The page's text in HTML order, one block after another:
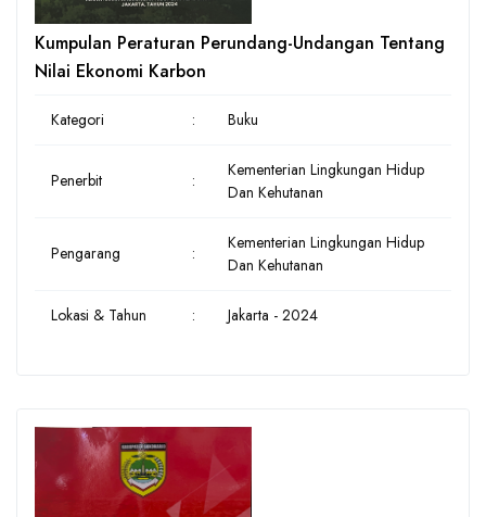
Kumpulan Peraturan Perundang-Undangan Tentang
Nilai Ekonomi Karbon
Kategori : Buku
Penerbit :
Kementerian Lingkungan Hidup
Dan Kehutanan
Pengarang :
Kementerian Lingkungan Hidup
Dan Kehutanan
Lokasi & Tahun : Jakarta - 2024